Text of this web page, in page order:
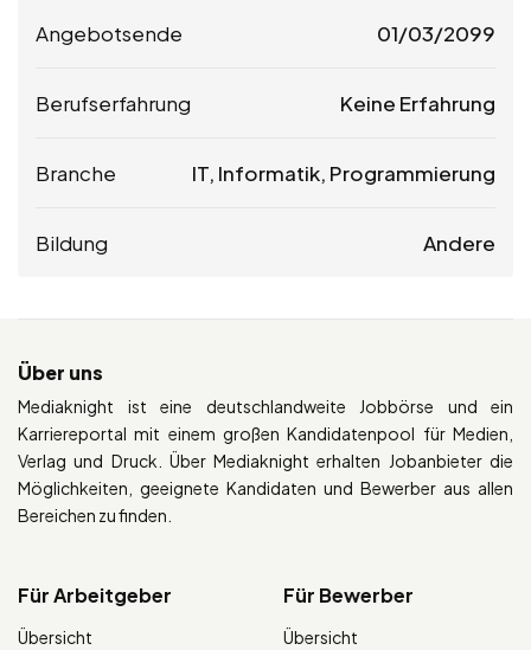
Angebotsende 01/03/2099
Berufserfahrung Keine Erfahrung
Branche IT, Informatik, Programmierung
Bildung Andere
Über uns
Mediaknight ist eine deutschlandweite Jobbörse und ein
Karriereportal mit einem großen Kandidatenpool für Medien,
Verlag und Druck. Über Mediaknight erhalten Jobanbieter die
Möglichkeiten, geeignete Kandidaten und Bewerber aus allen
Bereichen zu finden.
Für Arbeitgeber
Übersicht
Für Bewerber
Übersicht